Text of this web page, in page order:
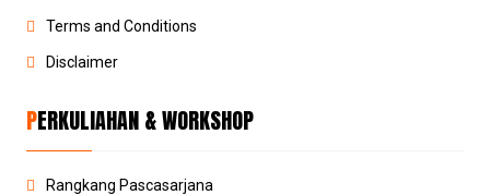
Terms and Conditions
Disclaimer
PERKULIAHAN & WORKSHOP
Rangkang Pascasarjana